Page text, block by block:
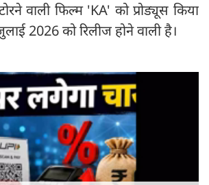
वाली फिल्म 'KA' को प्रोड्यूस किया
2026 को रिलीज होने वाली है।